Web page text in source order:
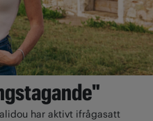
har aktivt ifrågasatt